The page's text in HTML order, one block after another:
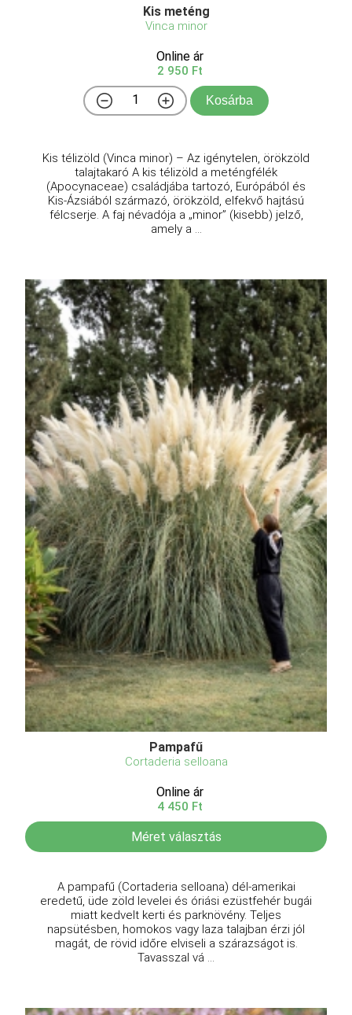
Kis meténg
Vinca minor
Online ár
2 950 Ft
Kosárba
Kis télizöld (Vinca minor) – Az igénytelen, örökzöld
talajtakaró A kis télizöld a meténgfélék
(Apocynaceae) családjába tartozó, Európából és
Kis-Ázsiából származó, örökzöld, elfekvő hajtású
félcserje. A faj névadója a „minor” (kisebb) jelző,
amely a ...
Pampafű
Cortaderia selloana
Online ár
4 450 Ft
Méret választás
A pampafű (Cortaderia selloana) dél-amerikai
eredetű, üde zöld levelei és óriási ezüstfehér bugái
miatt kedvelt kerti és parknövény. Teljes
napsütésben, homokos vagy laza talajban érzi jól
magát, de rövid időre elviseli a szárazságot is.
Tavasszal vá ...